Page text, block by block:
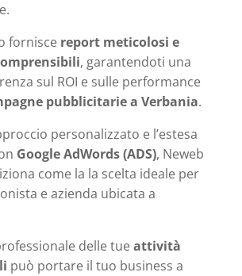
fornisce report meticolosi e
, garantendoti una
sul ROI e sulle performance
pubblicitarie a Verbania.
personalizzato e l’estesa
Google AdWords (ADS), Neweb
come la la scelta ideale per
e azienda ubicata a
delle tueattività
può portare il tuo business a